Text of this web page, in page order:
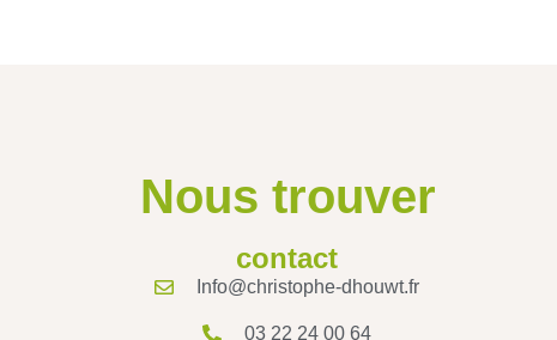
Nous trouver
contact
Info@christophe-dhouwt.fr
03 22 24 00 64